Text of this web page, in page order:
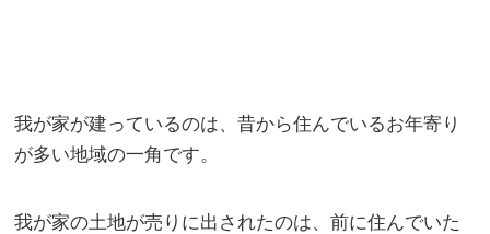
我が家が建っているのは、昔から住んでいるお年寄り
が多い地域の一角です。
我が家の土地が売りに出されたのは、前に住んでいた